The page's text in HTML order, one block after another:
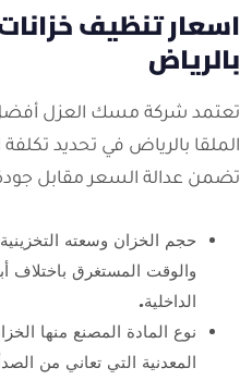
اسعار تنظيف
بالرياض
تعتمد شركة مسك العزل
الملقا بالرياض في تحديد
تضمن عدالة السعر مقابل
حجم الخزان وسعته
والوقت المستغرق باختلاف
الداخلية.
نوع المادة المصنع منها
المعدنية التي تعاني من